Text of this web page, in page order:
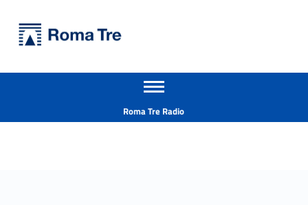
Prof. GIANPAOLO FONTANA - Università Roma Tre
Apri il menu secondario
Roma Tre Radio